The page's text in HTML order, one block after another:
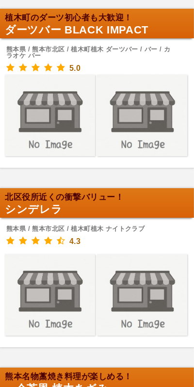
植木町のダーツ初心者も大歓迎！
ダーツバー BLACK IMPACT
熊本県 / 熊本市北区 / 植木町植木 ダーツバー / バー / カ
ラオケ バー
5.0
北区役所近くの衝撃バリュー！
シンデレラ
熊本県 / 熊本市北区 / 植木町植木 ナイトクラブ
4.3
熊本名物藁焼き料理が楽しめる！